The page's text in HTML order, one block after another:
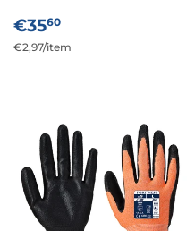
PREZZO
DI
€3560
Prezzo
€2,97/per
item